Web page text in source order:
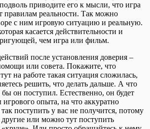
приводите его к мысли, что игра
правилам реальности. Так можно
с ним игровую ситуацию и реальную.
касается действительности и
чем игра или фильм.
после установления доверия –
или совета. Покажите, что
на работе такая ситуация сложилась,
решить, что делать дальше. А что
бы он поступил. Естественно, он будет
опыта, на что аккуратно
поступить у вас не получится, потому
или можно тут поступить